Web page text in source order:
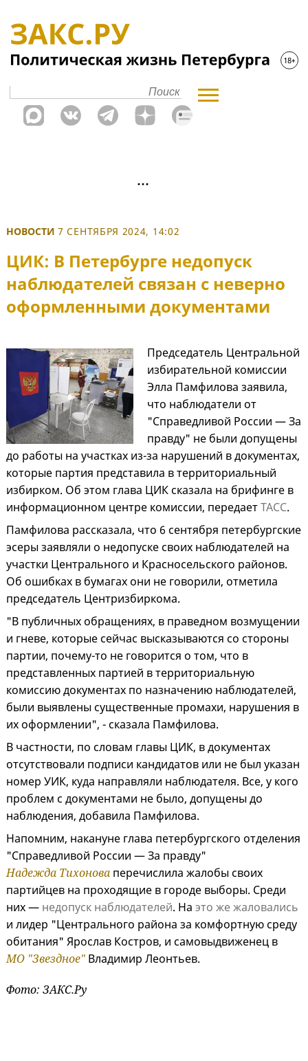
НОВОСТИ 7 СЕНТЯБРЯ 2024, 14:02
ЦИК: В Петербурге недопуск
наблюдателей связан с неверно
оформленными документами
Председатель Центральной
избирательной комиссии
Элла Памфилова заявила,
что наблюдатели от
"Справедливой России — За
правду" не были допущены
до работы на участках из-за нарушений в документах,
которые партия представила в территориальный
избирком. Об этом глава ЦИК сказала на брифинге в
информационном центре комиссии, передаетТАСС.
Памфилова рассказала, что 6 сентября петербургские
эсеры заявляли о недопуске своих наблюдателей на
участки Центрального и Красносельского районов.
Об ошибках в бумагах они не говорили, отметила
председатель Центризбиркома.
"В публичных обращениях, в праведном возмущении
и гневе, которые сейчас высказываются со стороны
партии, почему-то не говорится о том, что в
представленных партией в территориальную
комиссию документах по назначению наблюдателей,
были выявлены существенные промахи, нарушения в
их оформлении", - сказала Памфилова.
В частности, по словам главы ЦИК, в документах
отсутствовали подписи кандидатов или не был указан
номер УИК, куда направляли наблюдателя. Все, у кого
проблем с документами не было, допущены до
наблюдения, добавила Памфилова.
Напомним, накануне глава петербургского отделения
"Справедливой России — За правду"
Надежда Тихонова перечислила жалобы своих
партийцев на проходящие в городе выборы. Среди
них — недопуск наблюдателей. На это же жаловались
и лидер "Центрального района за комфортную среду
обитания" Ярослав Костров, и самовыдвиженец в
МО "Звездное" Владимир Леонтьев.
Фото: ЗАКС.Ру